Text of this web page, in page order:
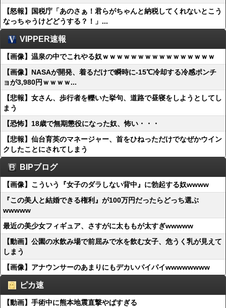
【怒報】国税庁「あのさぁ！君らがちゃんと納税してくれないとこう
なっちゃうけどどうする？！」...
VIPPER速報
【画像】温泉の中でこれやる奴ｗｗｗｗｗｗｗｗｗｗｗｗｗｗｗｗ
【画像】NASAが開発、着るだけで瞬時に-15℃冷却する冷感ポンチ
ョが3,980円ｗｗｗｗ...
【悲報】女さん、歩行者を轢いた挙句、道路で昼寝をしようとしてし
まう
【恐怖】18歳で無期懲役になった奴、怖い・・・
【悲報】仙台育英のマネージャー、首をひねっただけでなぜかウイン
クしたことにされてしまう
BIPブログ
【画像】こういう『女子のダラしない背中』に勃起する奴wwww
『この美人と結婚できる権利』が100万円だったらどっち選ぶ
wwwww
最近の美少女フィギュア、さすがに太ももが太すぎwwwww
【動画】公園の水飲み場で前屈みで水を飲む女子、危うく乳が見えて
しまう
【画像】アナウンサーのあまりにもデカいパイパイwwwwwwww
ピカ速
【動画】手術中に熊本地震直撃やばすぎる